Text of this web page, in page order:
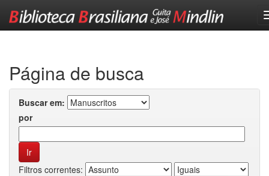
Página de busca
Buscar em:
por
Filtros correntes: